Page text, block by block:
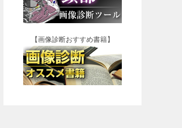
【画像診断おすすめ書籍】